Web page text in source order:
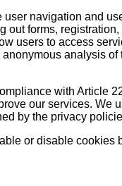
user navigation and
out forms,
users to access
analysis
with Article
our services.
by the privacy
or disable cookies